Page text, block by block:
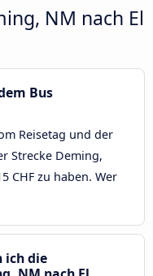
NM nach El
Bus
Reisetag und der
Strecke Deming,
CHF zu haben. Wer
ich die